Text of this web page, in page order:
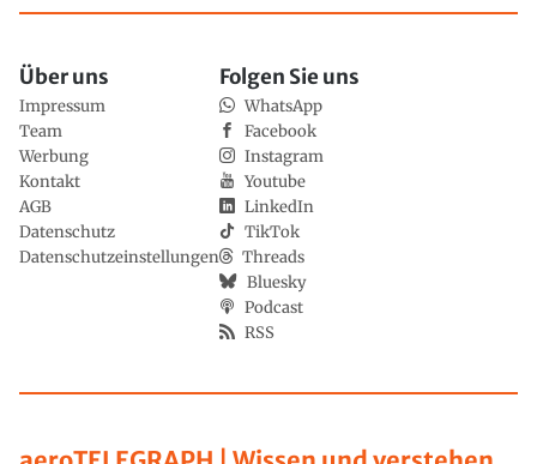
Über uns
Impressum
Team
Werbung
Kontakt
AGB
Datenschutz
Datenschutzeinstellungen
Folgen Sie uns
WhatsApp
Facebook
Instagram
Youtube
LinkedIn
TikTok
Threads
Bluesky
Podcast
RSS